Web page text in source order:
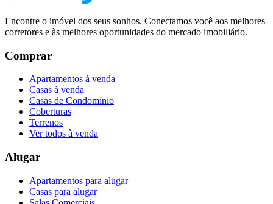
Encontre o imóvel dos seus sonhos. Conectamos você aos melhores
corretores e às melhores oportunidades do mercado imobiliário.
Comprar
Apartamentos à venda
Casas à venda
Casas de Condomínio
Coberturas
Terrenos
Ver todos à venda
Alugar
Apartamentos para alugar
Casas para alugar